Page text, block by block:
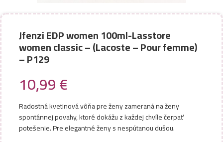
Jfenzi EDP women 100ml-Lasstore
women classic – (Lacoste – Pour femme)
– P129
10,99€
Radostná kvetinová vôňa pre ženy zameraná na ženy
spontánnej povahy, ktoré dokážu z každej chvíle čerpať
potešenie. Pre elegantné ženy s nespútanou dušou.